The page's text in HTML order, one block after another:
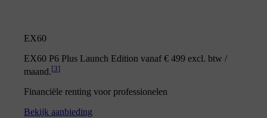
EX60
EX60 P6 Plus Launch Edition vanaf € 499 excl. btw /
maand.[3]
Financiële renting voor professionelen
Bekijk aanbieding